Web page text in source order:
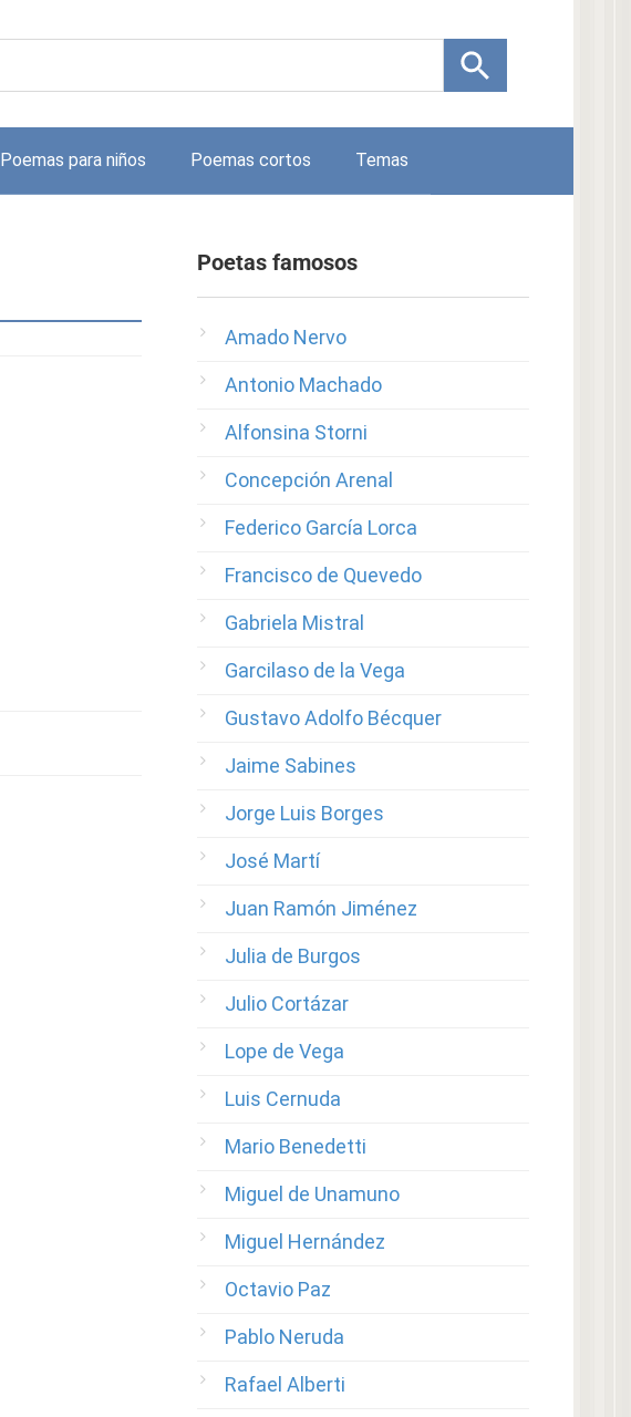
Poemas para niños Poemas cortos Temas
Poetas famosos
Amado Nervo
Antonio Machado
Alfonsina Storni
Concepción Arenal
Federico García Lorca
Francisco de Quevedo
Gabriela Mistral
Garcilaso de la Vega
Gustavo Adolfo Bécquer
Jaime Sabines
Jorge Luis Borges
José Martí
Juan Ramón Jiménez
Julia de Burgos
Julio Cortázar
Lope de Vega
Luis Cernuda
Mario Benedetti
Miguel de Unamuno
Miguel Hernández
Octavio Paz
Pablo Neruda
Rafael Alberti